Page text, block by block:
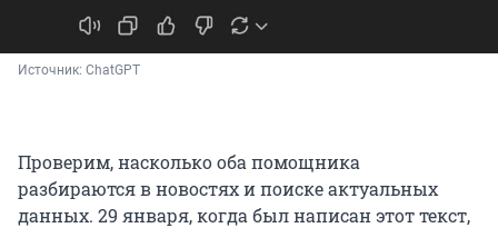
Источник: ChatGPT
Проверим, насколько оба помощника
разбираются в новостях и поиске актуальных
данных. 29 января, когда был написан этот текст,